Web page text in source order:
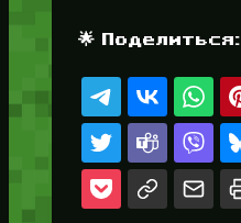
🌟 Поделиться: